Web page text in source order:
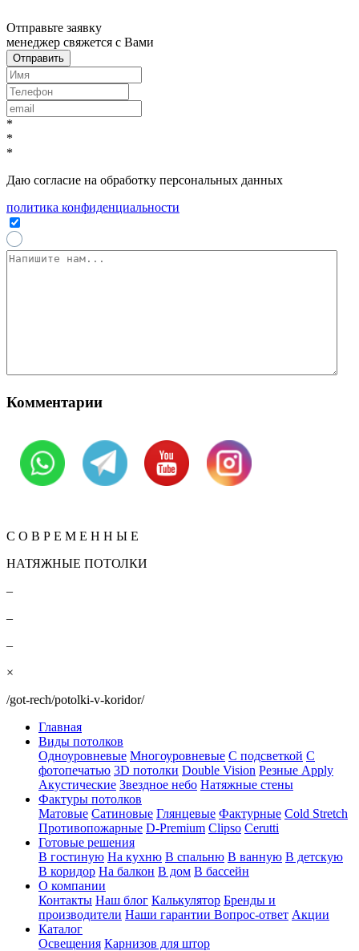
Отправьте заявку
менеджер свяжется с Вами
*
*
*
Даю согласие на обработку персональных данных
политика конфиденциальности
Комментарии
С О В Р Е М Е Н Н Ы Е
НАТЯЖНЫЕ ПОТОЛКИ
–
–
–
×
/got-rech/potolki-v-koridor/
Главная
Виды потолков
Одноуровневые Многоуровневые С подсветкой С
фотопечатью 3D потолки Double Vision Резные Apply
Акустические Звездное небо Натяжные стены
Фактуры потолков
Матовые Сатиновые Глянцевые Фактурные Cold Stretch
Противопожарные D-Premium Clipso Cerutti
Готовые решения
В гостиную На кухню В спальню В ванную В детскую
В коридор На балкон В дом В бассейн
О компании
Контакты Наш блог Калькулятор Бренды и
производители Наши гарантии Вопрос-ответ Акции
Каталог
Освещения Карнизов для штор